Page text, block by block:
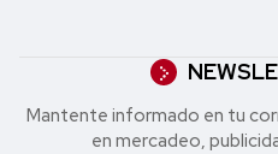
Mantente informado en tu
en mercadeo,